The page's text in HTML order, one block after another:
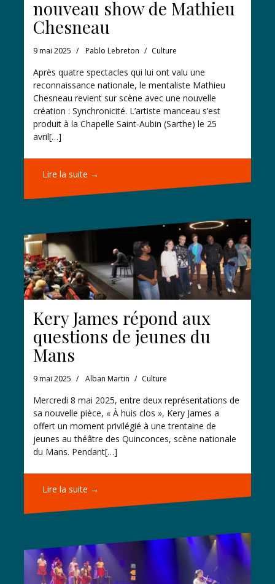
nouveau show de Mathieu
Chesneau
9 mai 2025 Pablo Lebreton Culture
Après quatre spectacles qui lui ont valu une
reconnaissance nationale, le mentaliste Mathieu
Chesneau revient sur scène avec une nouvelle
création : Synchronicité. L’artiste manceau s’est
produit à la Chapelle Saint-Aubin (Sarthe) le 25
avril[…]
Lire la suite →
Kery James répond aux
questions de jeunes du
Mans
9 mai 2025 Alban Martin Culture
Mercredi 8 mai 2025, entre deux représentations de
sa nouvelle pièce, « À huis clos », Kery James a
offert un moment privilégié à une trentaine de
jeunes au théâtre des Quinconces, scène nationale
du Mans. Pendant[…]
Lire la suite →